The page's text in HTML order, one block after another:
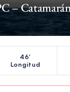
–
46'
Longitud